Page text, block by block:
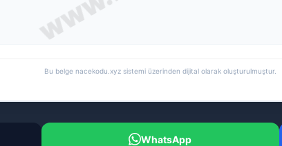
Bu belge nacekodu.xyz sistemi üzerinden dijital olarak oluşturulmuştur.
WhatsApp